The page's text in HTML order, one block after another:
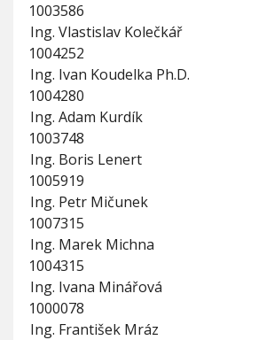
1003586
Ing. Vlastislav Kolečkář
1004252
Ing. Ivan Koudelka Ph.D.
1004280
Ing. Adam Kurdík
1003748
Ing. Boris Lenert
1005919
Ing. Petr Mičunek
1007315
Ing. Marek Michna
1004315
Ing. Ivana Minářová
1000078
Ing. František Mráz